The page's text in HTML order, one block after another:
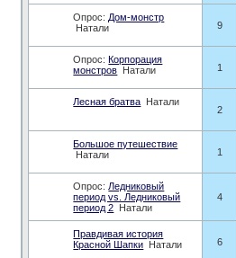
Опрос: Дом-монстр
Натали
9
Опрос: Корпорация
монстров Натали 1
Лесная братва Натали
2
Большое путешествие
Натали
1
Опрос: Ледниковый
период vs. Ледниковый
период 2 Натали
4
Правдивая история
Красной Шапки Натали 6